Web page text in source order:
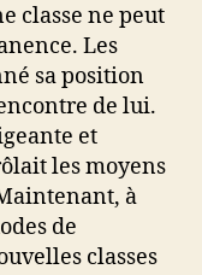
classe ne peut
Les
sa position
de lui.
et
les moyens
à
de
classes